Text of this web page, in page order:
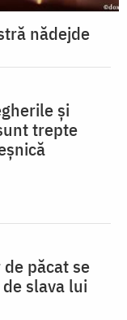
nădejde
și
trepte
păcat se
slava lui